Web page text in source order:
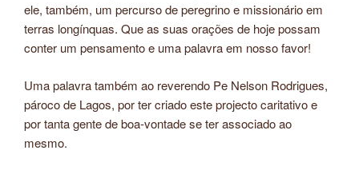
ele, também, um percurso de peregrino e missionário em
terras longínquas. Que as suas orações de hoje possam
conter um pensamento e uma palavra em nosso favor!
Uma palavra também ao reverendo Pe Nelson Rodrigues,
pároco de Lagos, por ter criado este projecto caritativo e
por tanta gente de boa-vontade se ter associado ao
mesmo.